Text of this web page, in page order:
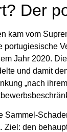
Der
kam vom
portugiesische
Jahr 2020.
und damit
„nach
Sammel-
Ziel: den